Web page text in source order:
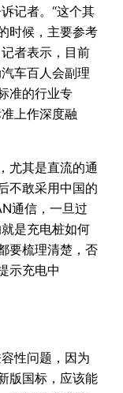
记者。“这个其
时候，主要参考
者表示，目前
车百人会副理
准的行业专
上作深度融
尤其是直流的通
不敢采用中国的
通信，一旦过
是充电桩如何
要梳理清楚，否
示充电中
性问题，因为
版国标，应该能